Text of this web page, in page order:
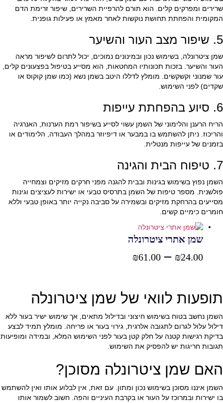
שרירים ומפרקים קלים. הוא תורם להרפיית השרירים, שיפור זרימת הדם
המקומית והפחתת תחושת נוקשות לאחר מאמץ או פעילות גופנית.
5. שיפור מצב העור והשיער
שמן ציטרונלה, בשימוש נכון ובמינונים נמוכים, יכול לתרום לשיפור מראה
העור והשיער. בזכות תכונותיו המחטאות, הוא מסייע בטיפול בפצעונים קלים,
עור שמנוני וקשקשים. מומלץ לדללו היטב בשמן נשא (כמו שמן קוקוס או
שקדים) לפני השימוש.
6. סיוע בהפחתת עייפות
הריח הרענן והלימוני של השמן עשוי לסייע בשיפור רמת הערנות, האנרגיה
והריכוז. ניתן להשתמש בו במבער או דיפיוזר במהלך העבודה, הלימודים או
בזמנים של עייפות מנטלית.
7. טיפוח הבית והגינה
השמן נפוץ בשימוש בגינות ובבית להגנה מפני חרקים מזיקים וצמחייה
פולשנית. מספר טיפות של השמן בתרסיס טבעי או ישירות לעציצים וגינות
מסייעים בהרחקת מזיקים ובשמירה על סביבה נקייה יותר באופן טבעי וללא
חומרים כימיים קשים.
שמן אתרי ציטרונלה
₪24.00
–
₪61.00
עד
תופעות לוואי של שמן ציטרונלה
השמן נחשב בטוח בשימוש חיצוני ובדילול מתאים, אך שימוש ישיר בעור ללא
דילול עלול לגרום לתגובה אלרגית, גירוי בעור או פריחה. מומלץ תמיד לבצע
בדיקת רגישות קטנה על חלק קטן בעור לפני השימוש המלא, ובמידה ומופיעות
תגובות חריגות יש להפסיק את השימוש.
האם שמן ציטרונלה מסוכן?
השמן איננו מסוכן בשימוש נכון ומתון. עם זאת, אין לבלוע אותו ואין להשתמש
בו ישירות ובמרוכז על העור או בקרבת העיניים והפה. חשוב לשמור אותו